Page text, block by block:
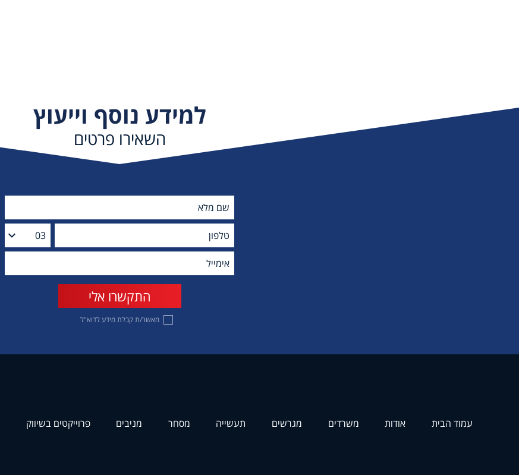
למידע נוסף וייעוץ
השאירו פרטים
מאשר/ת קבלת מידע לדוא"ל
עמוד הבית אודות משרדים מגרשים תעשייה מסחר מניבים פרוייקטים בשיווק